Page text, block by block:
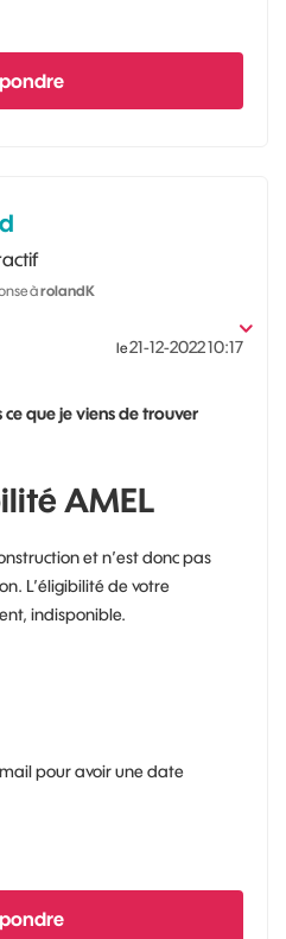
àrolandK
le‎21-12-202210:17
que je viens de trouver
AMEL
et n’est donc pas
L’éligibilité de votre
indisponible.
pour avoir une date